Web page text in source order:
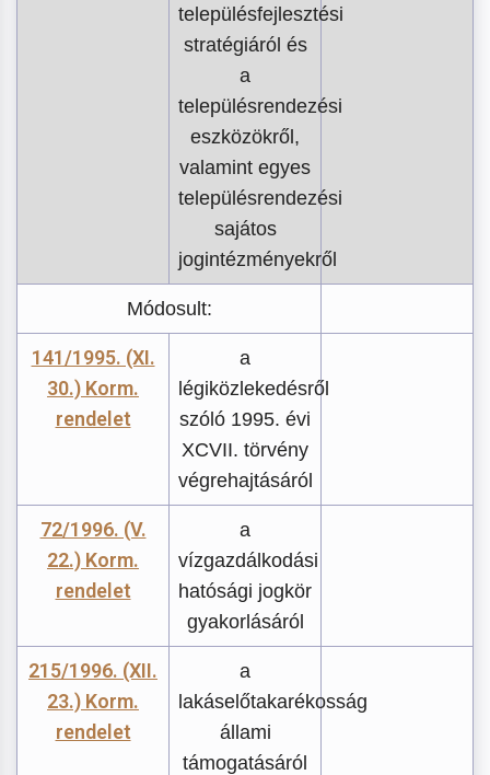
településfejlesztési
stratégiáról és
a
településrendezési
eszközökről,
valamint egyes
településrendezési
sajátos
jogintézményekről
Módosult:
141/1995. (XI.
30.) Korm.
rendelet
a
légiközlekedésről
szóló 1995. évi
XCVII. törvény
végrehajtásáról
72/1996. (V.
22.) Korm.
rendelet
a
vízgazdálkodási
hatósági jogkör
gyakorlásáról
215/1996. (XII.
23.) Korm.
rendelet
a
lakáselőtakarékosság
állami
támogatásáról